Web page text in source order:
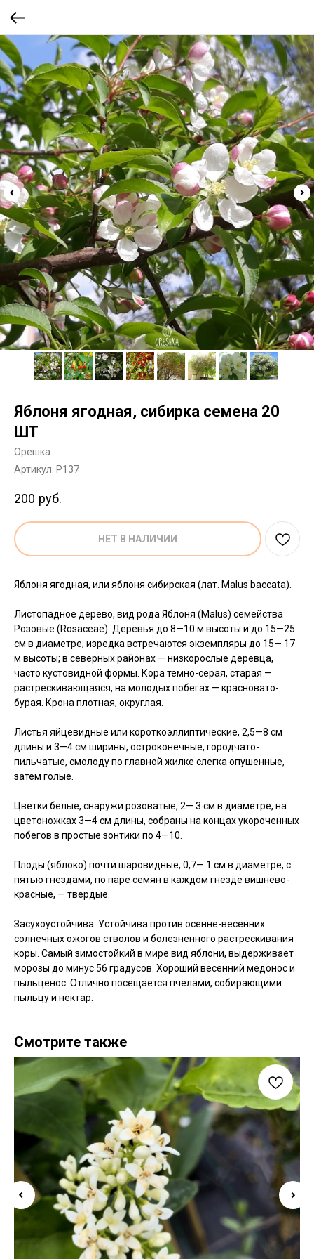
Яблоня ягодная, сибирка семена 20
ШТ
Орешка
Артикул: P137
200 руб.
НЕТ В НАЛИЧИИ
Яблоня ягодная, или яблоня сибирская (лат. Malus baccata).
Листопадное дерево, вид рода Яблоня (Malus) семейства
Розовые (Rosaceae). Деревья до 8—10 м высоты и до 15—25
см в диаметре; изредка встречаются экземпляры до 15— 17
м высоты; в северных районах — низкорослые деревца,
часто кустовидной формы. Кора темно-серая, старая —
растрескивающаяся, на молодых побегах — красновато-
бурая. Крона плотная, округлая.
Листья яйцевидные или короткоэллиптические, 2,5—8 см
длины и 3—4 см ширины, остроконечные, городчато-
пильчатые, смолоду по главной жилке слегка опушенные,
затем голые.
Цветки белые, снаружи розоватые, 2— 3 см в диаметре, на
цветоножках 3—4 см длины, собраны на концах укороченных
побегов в простые зонтики по 4—10.
Плоды (яблоко) почти шаровидные, 0,7— 1 см в диаметре, с
пятью гнездами, по паре семян в каждом гнезде вишнево-
красные, — твердые.
Засухоустойчива. Устойчива против осенне-весенних
солнечных ожогов стволов и болезненного растрескивания
коры. Самый зимостойкий в мире вид яблони, выдерживает
морозы до минус 56 градусов. Хороший весенний медонос и
пыльценос. Отлично посещается пчёлами, собирающими
пыльцу и нектар.
Смотрите также